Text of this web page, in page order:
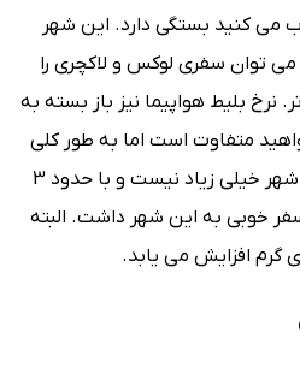
می کنید بستگی دارد. این شهر
توان سفری لوکس و لاکچری را
نرخ بلیط هواپیما نیز باز بسته به
متفاوت است اما به طور کلی
هزینه های سفر به این این شهر خیلی زیاد نیست و با حدود 3
خوبی به این شهر داشت. البته
گرم افزایش می یابد.